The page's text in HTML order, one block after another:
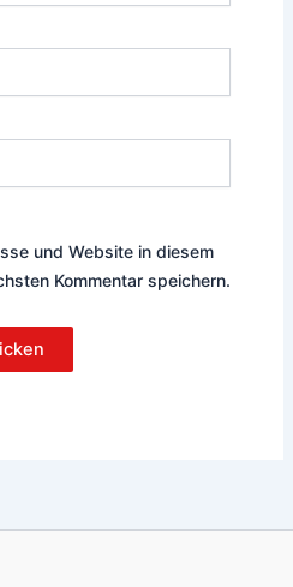
und Website in diesem
Kommentar speichern.